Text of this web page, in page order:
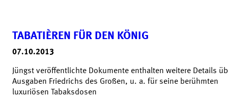
TABATIÈREN FÜR DEN KÖNIG
07.10.2013
Jüngst veröffentlichte Dokumente enthalten weitere Details
Ausgaben Friedrichs des Großen, u. a. für seine berühmten
luxuriösen Tabaksdosen